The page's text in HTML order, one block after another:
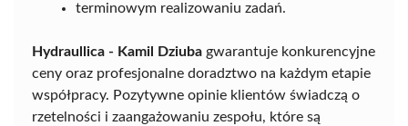
terminowym realizowaniu zadań.
Hydraullica - Kamil Dziuba gwarantuje konkurencyjne
ceny oraz profesjonalne doradztwo na każdym etapie
współpracy. Pozytywne opinie klientów świadczą o
rzetelności i zaangażowaniu zespołu, które są